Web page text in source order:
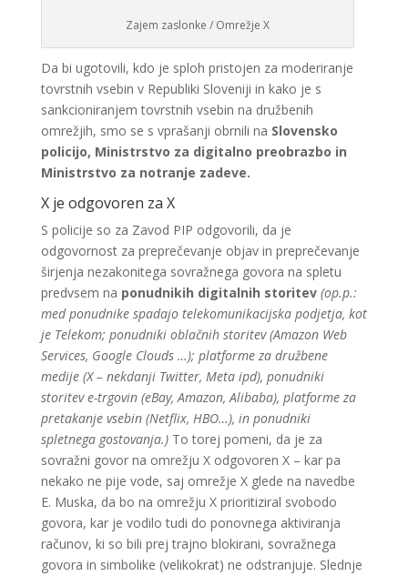
Zajem zaslonke / Omrežje X
Da bi ugotovili, kdo je sploh pristojen za moderiranje
tovrstnih vsebin v Republiki Sloveniji in kako je s
sankcioniranjem tovrstnih vsebin na družbenih
omrežjih, smo se s vprašanji obrnili na Slovensko
policijo, Ministrstvo za digitalno preobrazbo in
Ministrstvo za notranje zadeve.
X je odgovoren za X
S policije so za Zavod PIP odgovorili, da je
odgovornost za preprečevanje objav in preprečevanje
širjenja nezakonitega sovražnega govora na spletu
predvsem na ponudnikih digitalnih storitev (op.p.:
med ponudnike spadajo telekomunikacijska podjetja, kot
je Telekom; ponudniki oblačnih storitev (Amazon Web
Services, Google Clouds …); platforme za družbene
medije (X – nekdanji Twitter, Meta ipd), ponudniki
storitev e-trgovin (eBay, Amazon, Alibaba), platforme za
pretakanje vsebin (Netflix, HBO…), in ponudniki
spletnega gostovanja.) To torej pomeni, da je za
sovražni govor na omrežju X odgovoren X – kar pa
nekako ne pije vode, saj omrežje X glede na navedbe
E. Muska, da bo na omrežju X prioritiziral svobodo
govora, kar je vodilo tudi do ponovnega aktiviranja
računov, ki so bili prej trajno blokirani, sovražnega
govora in simbolike (velikokrat) ne odstranjuje. Slednje